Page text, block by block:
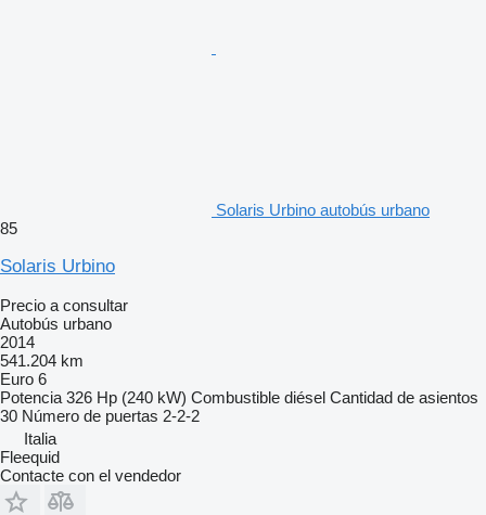
Solaris Urbino autobús urbano
85
Solaris Urbino
Precio a consultar
Autobús urbano
2014
541.204 km
Euro 6
Potencia 326 Hp (240 kW) Combustible diésel Cantidad de asientos
30 Número de puertas 2-2-2
Italia
Fleequid
Contacte con el vendedor